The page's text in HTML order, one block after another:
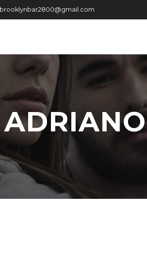
brooklynbar2800@gmail.com
ADRIANO